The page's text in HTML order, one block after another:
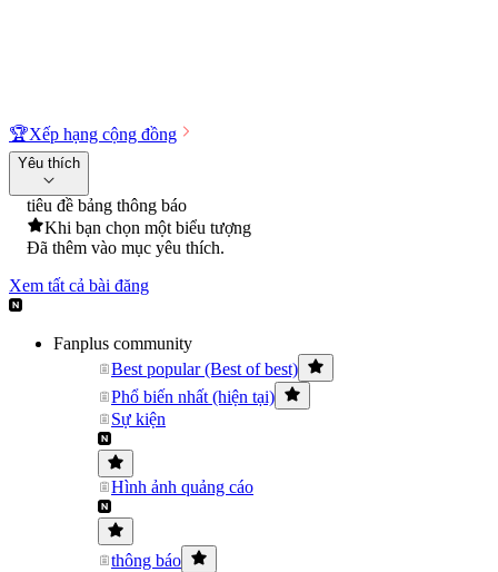
🏆Xếp hạng cộng đồng
Yêu thích
tiêu đề bảng thông báo
Khi bạn chọn một biểu tượng
Đã thêm vào mục yêu thích.
Xem tất cả bài đăng
Fanplus community
Best popular (Best of best)
Phổ biến nhất (hiện tại)
Sự kiện
Hình ảnh quảng cáo
thông báo